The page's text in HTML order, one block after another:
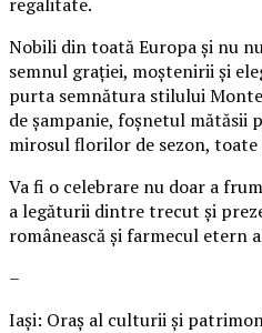
Nobili din toată Europa și nu
semnul grației, moștenirii și
purta semnătura stilului
de șampanie, foșnetul mătăsii
mirosul florilor de sezon,
Va fi o celebrare nu doar a
a legăturii dintre trecut și
românească și farmecul etern
–
Iași: Oraș al culturii și